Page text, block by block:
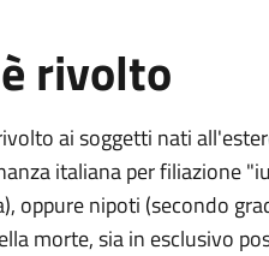
rivolto
ai soggetti nati
italiana per filiazione
oppure nipoti (secondo
morte, sia in esclusivo